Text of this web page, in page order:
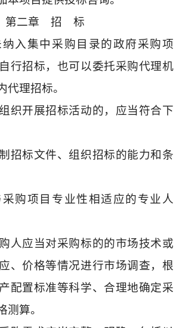
第二章 招 标
集中采购目录的政府采购项
行招标，也可以委托采购代理机
代理招标。
开展招标活动的，应当符合下
标文件、组织招标的能力和条
项目专业性相适应的专业人
应当对采购标的的市场技术或
、价格等情况进行市场调查，根
配置标准等科学、合理地确定采
测算。